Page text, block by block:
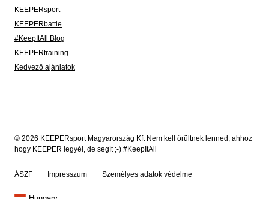
KEEPERsport
KEEPERbattle
#KeepItAll Blog
KEEPERtraining
Kedvező ajánlatok
© 2026 KEEPERsport Magyarország Kft Nem kell őrültnek lenned, ahhoz
hogy KEEPER legyél, de segít ;-) #KeepItAll
ÁSZF Impresszum Személyes adatok védelme